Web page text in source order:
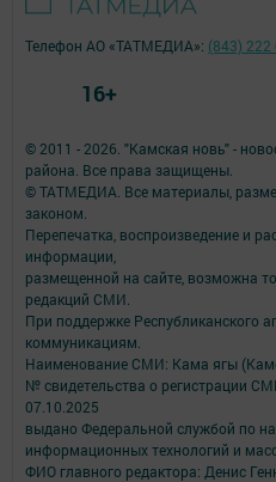
© 2011 - 2026. "Камская новь" -
района. Все права защищены.
© ТАТМЕДИА. Все материалы,
законом.
Перепечатка, воспроизведение и
информации,
размещенной на сайте, возможна
редакций СМИ.
При поддержке Республиканского
коммуникациям.
Наименование СМИ: Кама ягы
№ свидетельства о регистрации
07.10.2025
выдано Федеральной службой по
информационных технологий и
ФИО главного редактора: Денис
Телефон АО «ТАТМЕДИА»: (843) 222
16+